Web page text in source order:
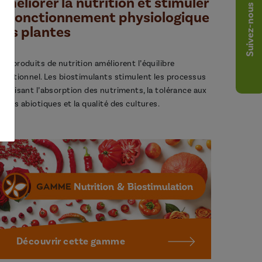
le fonctionnement physiologique
des plantes
Nos produits de nutrition améliorent l’équilibre
nutritionnel. Les biostimulants stimulent les processus
l’absorption des nutriments, la tolérance aux
stress abiotiques et la qualité des cultures.
Découvrir cette gamme
Suivez-nous